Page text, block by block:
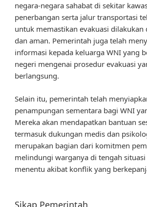
negara-negara sahabat di sekitar
penerbangan serta jalur transportasi
untuk memastikan evakuasi dilakukan
dan aman. Pemerintah juga telah
informasi kepada keluarga WNI yang
negeri mengenai prosedur evakuasi
berlangsung.
Selain itu, pemerintah telah
penampungan sementara bagi WNI
Mereka akan mendapatkan bantuan
termasuk dukungan medis dan
merupakan bagian dari komitmen
melindungi warganya di tengah
menentu akibat konflik yang